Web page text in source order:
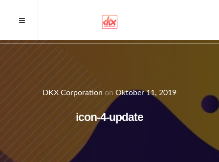
DKX Corporation on Oktober 11, 2019
icon-4-update